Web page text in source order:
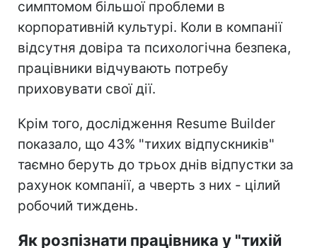
симптомом більшої проблеми в
корпоративній культурі. Коли в компанії
відсутня довіра та психологічна безпека,
працівники відчувають потребу
приховувати свої дії.
Крім того, дослідження Resume Builder
показало, що 43% "тихих відпускників"
таємно беруть до трьох днів відпустки за
рахунок компанії, а чверть з них - цілий
робочий тиждень.
Як розпізнати працівника у "тихій